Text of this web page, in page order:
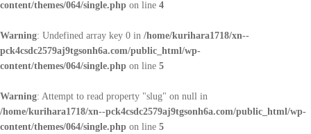
content/themes/064/single.php on line 4
Warning: Undefined array key 0 in /home/kurihara1718/xn--
pck4csdc2579aj9tgsonh6a.com/public_html/wp-
content/themes/064/single.php on line 5
Warning: Attempt to read property "slug" on null in
/home/kurihara1718/xn--pck4csdc2579aj9tgsonh6a.com/public_html/wp-
content/themes/064/single.php on line 5